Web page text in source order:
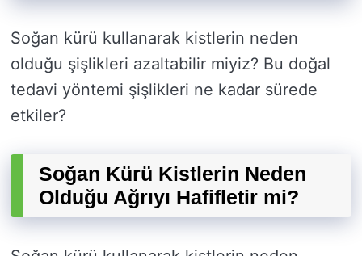
Soğan kürü kullanarak kistlerin neden
olduğu şişlikleri azaltabilir miyiz? Bu doğal
tedavi yöntemi şişlikleri ne kadar sürede
etkiler?
Soğan Kürü Kistlerin Neden
Olduğu Ağrıyı Hafifletir mi?